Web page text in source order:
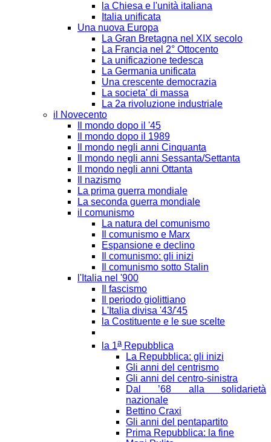
la Chiesa e l'unità italiana
Italia unificata
Una nuova Europa
La Gran Bretagna nel XIX secolo
La Francia nel 2° Ottocento
La unificazione tedesca
La Germania unificata
Una crescente democrazia
La societa' di massa
La 2a rivoluzione industriale
il Novecento
Il mondo dopo il '45
Il mondo dopo il 1989
Il mondo negli anni Cinquanta
Il mondo negli anni Sessanta/Settanta
Il mondo negli anni Ottanta
Il nazismo
La prima guerra mondiale
La seconda guerra mondiale
il comunismo
La natura del comunismo
Il comunismo e Marx
Espansione e declino
Il comunismo: gli inizi
Il comunismo sotto Stalin
l'Italia nel '900
Il fascismo
Il periodo giolittiano
L'Italia divisa '43/'45
la Costituente e le sue scelte
la 1aRepubblica
La Repubblica: gli inizi
Gli anni del centrismo
Gli anni del centro-sinistra
Dal ’68 alla solidarietà
nazionale
Bettino Craxi
Gli anni del pentapartito
Prima Repubblica: la fine